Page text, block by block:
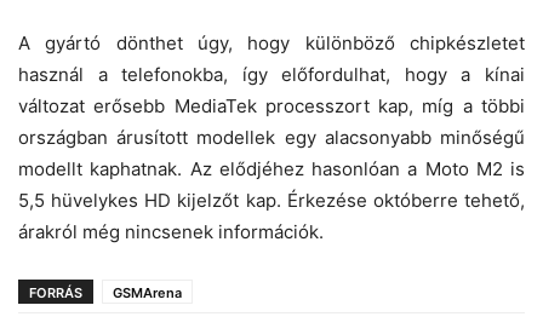
A gyártó dönthet úgy, hogy különböző chipkészletet
használ a telefonokba, így előfordulhat, hogy a kínai
változat erősebb MediaTek processzort kap, míg a többi
országban árusított modellek egy alacsonyabb minőségű
modellt kaphatnak. Az elődjéhez hasonlóan a Moto M2 is
5,5 hüvelykes HD kijelzőt kap. Érkezése októberre tehető,
árakról még nincsenek információk.
FORRÁS GSMArena